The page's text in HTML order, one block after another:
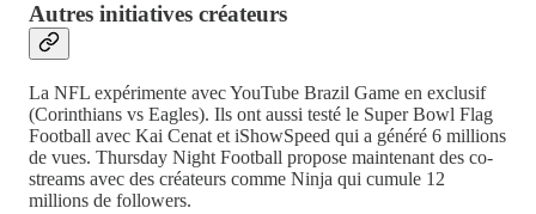
Autres initiatives créateurs
La NFL expérimente avec YouTube Brazil Game en exclusif
(Corinthians vs Eagles). Ils ont aussi testé le Super Bowl Flag
Football avec Kai Cenat et iShowSpeed qui a généré 6 millions
de vues. Thursday Night Football propose maintenant des co-
streams avec des créateurs comme Ninja qui cumule 12
millions de followers.